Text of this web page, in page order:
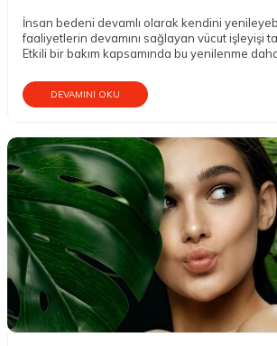
İnsan bedeni devamlı olarak kendini
faaliyetlerin devamını sağlayan vücut işleyişi
Etkili bir bakım kapsamında bu yenilenme
DEVAMINI OKU